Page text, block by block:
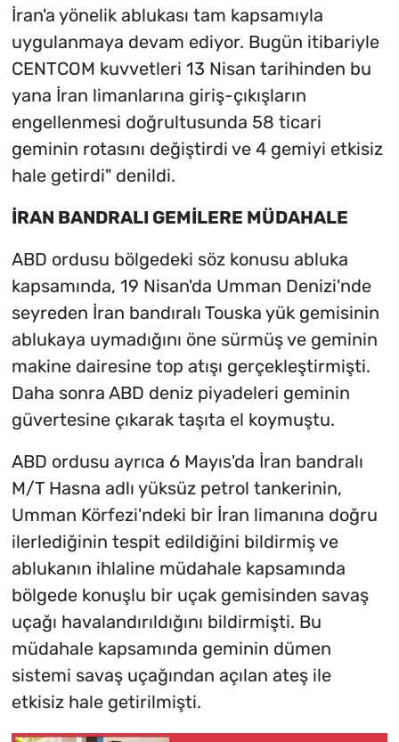
İran'a yönelik ablukası tam kapsamıyla
uygulanmaya devam ediyor. Bugün itibariyle
CENTCOM kuvvetleri 13 Nisan tarihinden bu
yana İran limanlarına giriş-çıkışların
engellenmesi doğrultusunda 58 ticari
geminin rotasını değiştirdi ve 4 gemiyi etkisiz
hale getirdi" denildi.
İRAN BANDRALI GEMİLERE MÜDAHALE
ABD ordusu bölgedeki söz konusu abluka
kapsamında, 19 Nisan'da Umman Denizi'nde
seyreden İran bandıralı Touska yük gemisinin
ablukaya uymadığını öne sürmüş ve geminin
makine dairesine top atışı gerçekleştirmişti.
Daha sonra ABD deniz piyadeleri geminin
güvertesine çıkarak taşıta el koymuştu.
ABD ordusu ayrıca 6 Mayıs'da İran bandralı
M/T Hasna adlı yüksüz petrol tankerinin,
Umman Körfezi'ndeki bir İran limanına doğru
ilerlediğinin tespit edildiğini bildirmiş ve
ablukanın ihlaline müdahale kapsamında
bölgede konuşlu bir uçak gemisinden savaş
uçağı havalandırıldığını bildirmişti. Bu
müdahale kapsamında geminin dümen
sistemi savaş uçağından açılan ateş ile
etkisiz hale getirilmişti.